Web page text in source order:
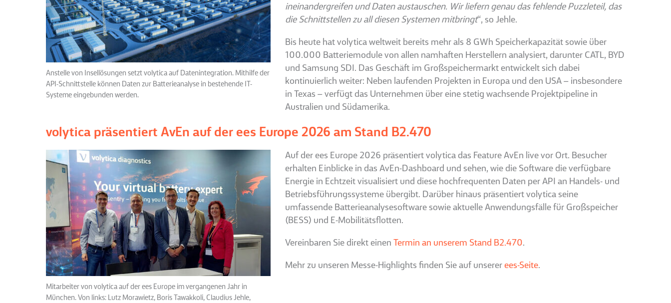
Anstelle von Insellösungen setzt volytica auf Datenintegration. Mithilfe der
API-Schnittstelle können Daten zur Batterieanalyse in bestehende IT-
Systeme eingebunden werden.
ineinandergreifen und Daten austauschen. Wir liefern genau das fehlende Puzzleteil, das
die Schnittstellen zu all diesen Systemen mitbringt“, so Jehle.
Bis heute hat volytica weltweit bereits mehr als 8 GWh Speicherkapazität sowie über
100.000 Batteriemodule von allen namhaften Herstellern analysiert, darunter CATL, BYD
und Samsung SDI. Das Geschäft im Großspeichermarkt entwickelt sich dabei
kontinuierlich weiter: Neben laufenden Projekten in Europa und den USA – insbesondere
in Texas – verfügt das Unternehmen über eine stetig wachsende Projektpipeline in
Australien und Südamerika.
volytica präsentiert AvEn auf der ees Europe 2026 am Stand B2.470
Mitarbeiter von volytica auf der ees Europe im vergangenen Jahr in
München. Von links: Lutz Morawietz, Boris Tawakkoli, Claudius Jehle,
Auf der ees Europe 2026 präsentiert volytica das Feature AvEn live vor Ort. Besucher
erhalten Einblicke in das AvEn-Dashboard und sehen, wie die Software die verfügbare
Energie in Echtzeit visualisiert und diese hochfrequenten Daten per API an Handels- und
Betriebsführungssysteme übergibt. Darüber hinaus präsentiert volytica seine
umfassende Batterieanalysesoftware sowie aktuelle Anwendungsfälle für Großspeicher
(BESS) und E-Mobilitätsflotten.
Vereinbaren Sie direkt einen Termin an unserem Stand B2.470.
Mehr zu unseren Messe-Highlights finden Sie auf unserer ees-Seite.